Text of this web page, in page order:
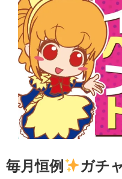
毎月恒例 ガチ